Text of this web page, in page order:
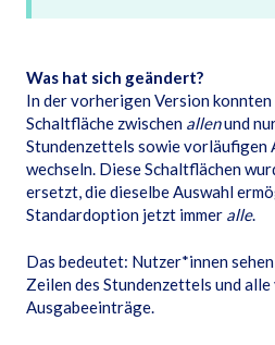
Was hat sich geändert?
In der vorherigen Version
Schaltfläche zwischen allenund
Stundenzettels sowie vorläufigen
wechseln. Diese Schaltflächen
ersetzt, die dieselbe Auswahl
Standardoption jetzt immer alle.
Das bedeutet: Nutzer*innen
Zeilen des Stundenzettels und
Ausgabeeinträge.